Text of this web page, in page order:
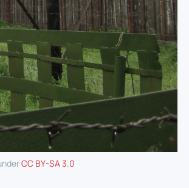
CC BY-SA 3.0